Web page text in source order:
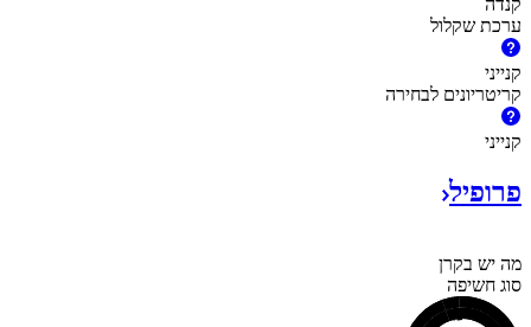
קנדה
ערכת שקלול
קנייני
קריטריונים לבחירה
קנייני
פרופיל
מה יש בקרן
סוג חשיפה
איגרות חוב, מזומן ואחרים